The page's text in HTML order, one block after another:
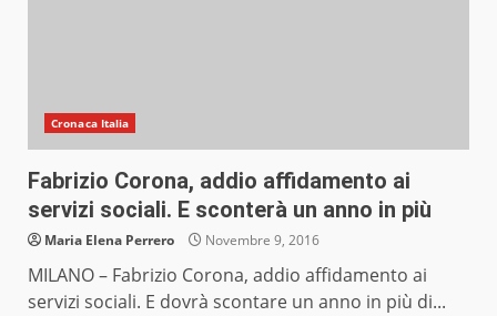
Cronaca Italia
Fabrizio Corona, addio affidamento ai
servizi sociali. E sconterà un anno in più
Maria Elena Perrero Novembre 9, 2016
MILANO – Fabrizio Corona, addio affidamento ai
servizi sociali. E dovrà scontare un anno in più di...